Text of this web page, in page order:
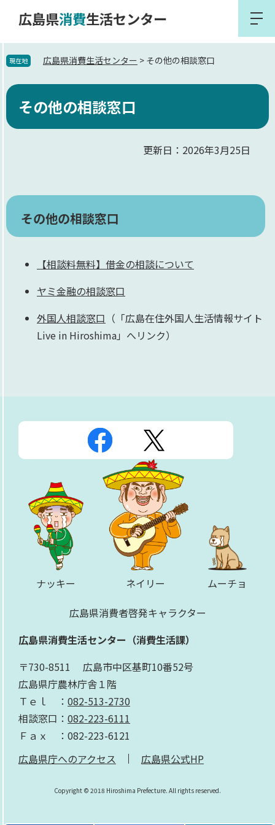
ジ
の
頭
す。
ュ
ー
飛
し
へ
広島県消費生活センター
ニ
現在地 広島県消費生活センター > その他の相談窓口
文その他の相談窓口
更新日：2026年3月25日
その他の相談窓口
【相談料無料】借金の相談について
ヤミ金融の相談窓口
外国人相談窓口 （「広島在住外国人生活情報サイト
Live in Hiroshima」へリンク）
ナッキー ネイリー
ムーチョ
広島県消費者啓発キャラクター
広島県消費生活センター（消費生活課）
〒730-8511 広島市中区基町10番52号
​広島県庁農林庁舎１階
Ｔｅｌ ： 082-513-2730
相談窓口： 082-223-6111
Ｆａｘ ：082-223-6121
広島県庁へのアクセス
広島県公式HP
Copyright © 2018 Hiroshima Prefecture. All rights reserved.